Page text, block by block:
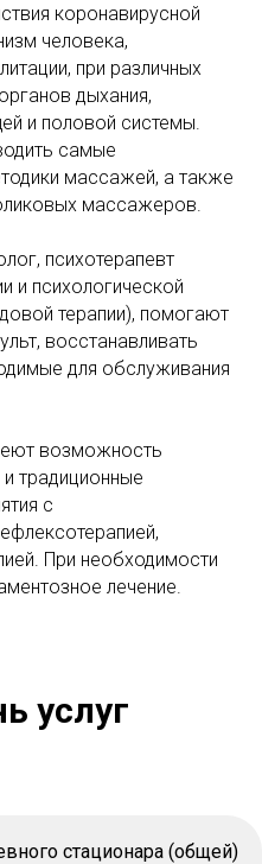
коронавирусной
человека,
при различных
дыхания,
и половой системы.
самые
массажей, а также
массажеров.
психотерапевт
и психологической
терапии), помогают
восстанавливать
для обслуживания
возможность
традиционные
с
При необходимости
лечение.
услуг
стационара (общей)